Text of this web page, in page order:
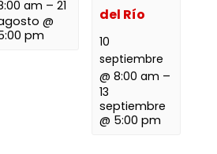
am –21
@
pm
del Río
10
septiembre
@ 8:00 am –
13
septiembre
@ 5:00 pm